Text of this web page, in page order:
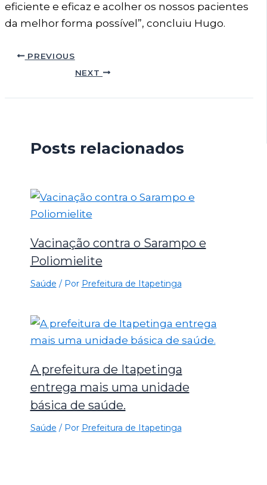
eficiente e eficaz e acolher os nossos pacientes
da melhor forma possível”, concluiu Hugo.
PREVIOUS
NEXT
Posts relacionados
Vacinação contra o Sarampo e
Poliomielite
Saúde / Por Prefeitura de Itapetinga
A prefeitura de Itapetinga
entrega mais uma unidade
básica de saúde.
Saúde / Por Prefeitura de Itapetinga